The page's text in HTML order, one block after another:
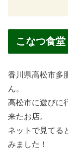
こなつ食
香川県高松市多
ん。
高松市に遊びに
来たお店。
ネットで見てる
みました！